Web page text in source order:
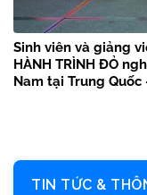
Sinh viên và giảng
HÀNH TRÌNH ĐỎ
Nam tại Trung
TIN TỨC &